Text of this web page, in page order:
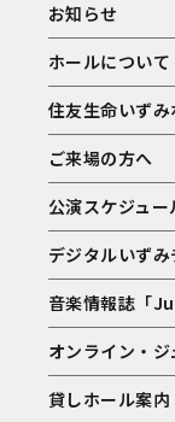
お知らせ
ホールについて
住友生命いず
ご来場の方へ
公演スケジュー
デジタルいず
音楽情報誌「
オンライン・ジ
貸しホール案内